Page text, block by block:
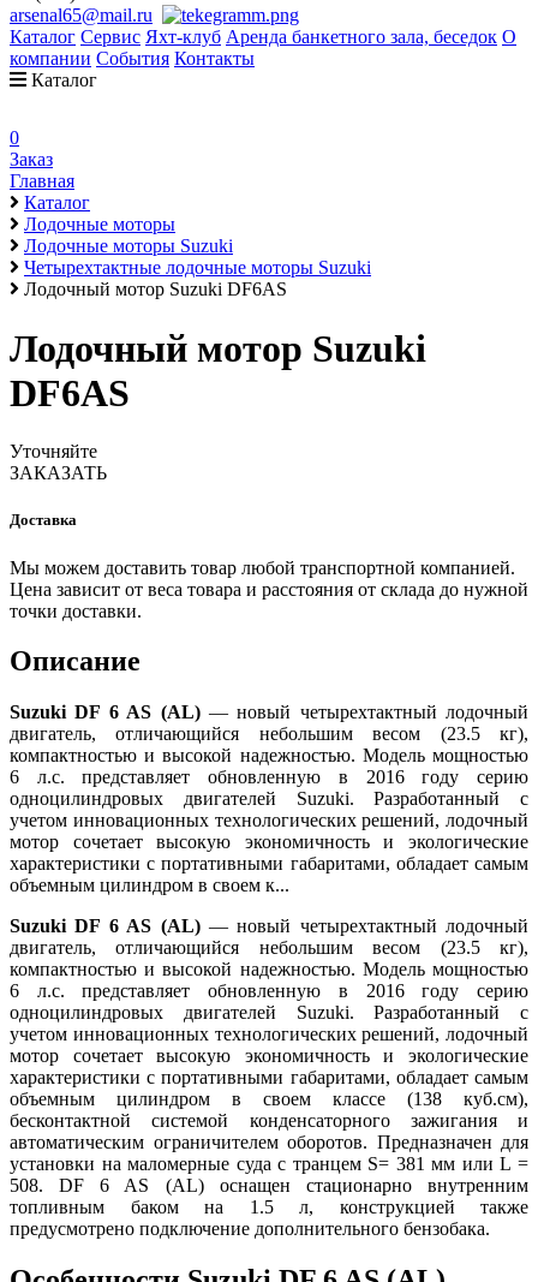
arsenal65@mail.ru
Каталог Сервис Яхт-клуб Аренда банкетного зала, беседок О
компании События Контакты
Каталог
0
Заказ
Главная
Каталог
Лодочные моторы
Лодочные моторы Suzuki
Четырехтактные лодочные моторы Suzuki
Лодочный мотор Suzuki DF6AS
Лодочный мотор Suzuki
DF6AS
Уточняйте
ЗАКАЗАТЬ
Доставка
Мы можем доставить товар любой транспортной компанией.
Цена зависит от веса товара и расстояния от склада до нужной
точки доставки.
Описание
SuzukiDF 6 AS (AL) — новый четырехтактный лодочный
двигатель, отличающийся небольшим весом (23.5 кг),
компактностью и высокой надежностью. Модель мощностью
6 л.с. представляет обновленную в 2016 году серию
одноцилиндровых двигателей Suzuki. Разработанный с
учетом инновационных технологических решений, лодочный
мотор сочетает высокую экономичность и экологические
характеристики с портативными габаритами, обладает самым
объемным цилиндром в своем к...
SuzukiDF 6 AS (AL) — новый четырехтактный лодочный
двигатель, отличающийся небольшим весом (23.5 кг),
компактностью и высокой надежностью. Модель мощностью
6 л.с. представляет обновленную в 2016 году серию
одноцилиндровых двигателей Suzuki. Разработанный с
учетом инновационных технологических решений, лодочный
мотор сочетает высокую экономичность и экологические
характеристики с портативными габаритами, обладает самым
объемным цилиндром в своем классе (138 куб.см),
бесконтактной системой конденсаторного зажигания и
автоматическим ограничителем оборотов. Предназначен для
установки на маломерные суда с транцем S= 381 мм или L =
508. DF 6 AS (AL) оснащен стационарно внутренним
топливным баком на 1.5 л, конструкцией также
предусмотрено подключение дополнительного бензобака.